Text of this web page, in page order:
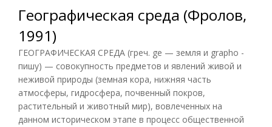
Географическая среда (Фролов,
1991)
ГЕОГРАФИЧЕСКАЯ СРЕДА (греч. ge — земля и grapho -
пишу) — совокупность предметов и явлений живой и
неживой природы (земная кора, нижняя часть
атмосферы, гидросфера, почвенный покров,
растительный и животный мир), вовлеченных на
данном историческом этапе в процесс общественной